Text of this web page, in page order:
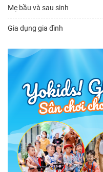
Mẹ bầu và sau sinh
Gia dụng gia đình